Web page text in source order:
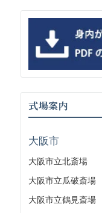
式場案内
大阪市
大阪市立北斎場
大阪市立瓜破斎場
大阪市立鶴見斎場